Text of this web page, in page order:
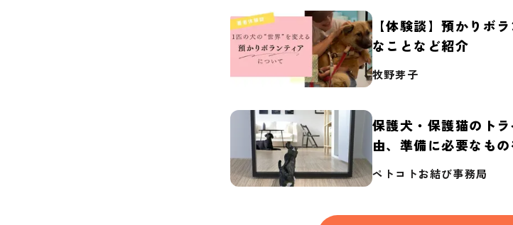
【体験談】預かりボ
なことなど紹介
牧野芽子
保護犬・保護猫のト
由、準備に必要なも
ペトコトお結び事務局